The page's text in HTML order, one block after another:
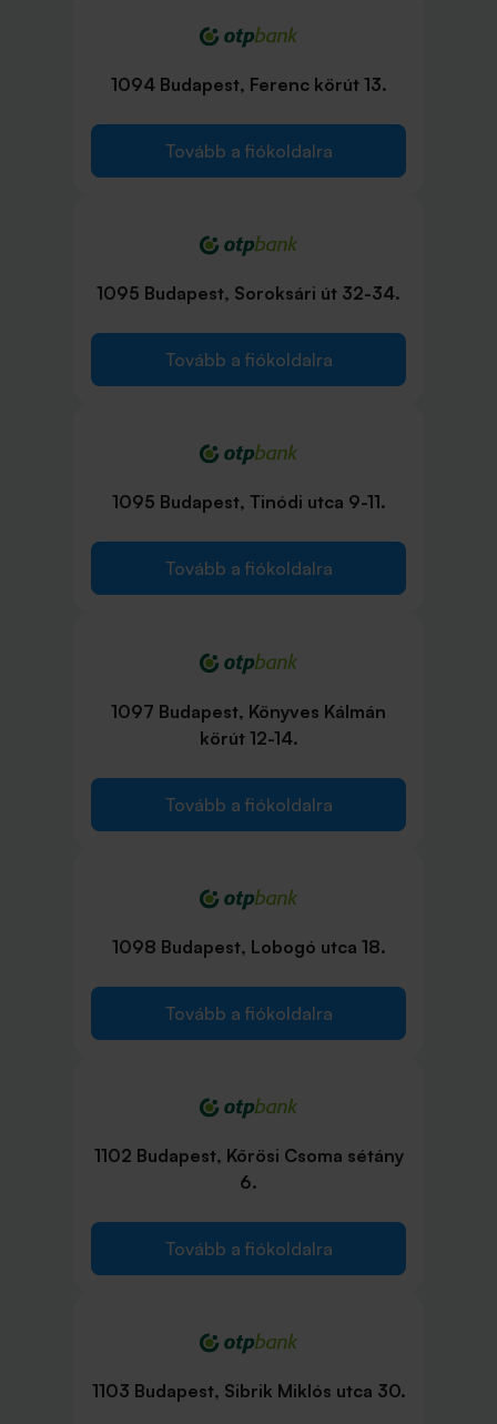
1094 Budapest, Ferenc körút 13.
Tovább a fiókoldalra
1095 Budapest, Soroksári út 32-34.
Tovább a fiókoldalra
1095 Budapest, Tinódi utca 9-11.
Tovább a fiókoldalra
1097 Budapest, Könyves Kálmán
körút 12-14.
Tovább a fiókoldalra
1098 Budapest, Lobogó utca 18.
Tovább a fiókoldalra
1102 Budapest, Kőrösi Csoma sétány
6.
Tovább a fiókoldalra
1103 Budapest, Sibrik Miklós utca 30.